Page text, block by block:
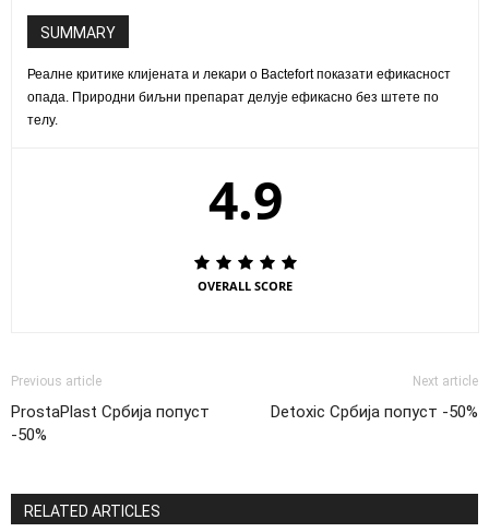
SUMMARY
Реалне критике клијената и лекари о Bactefort показати ефикасност
опада. Природни биљни препарат делује ефикасно без штете по
телу.
4.9
OVERALL SCORE
Previous article
ProstaPlast Србија попуст
-50%
Next article
Detoxic Србија попуст -50%
RELATED ARTICLES